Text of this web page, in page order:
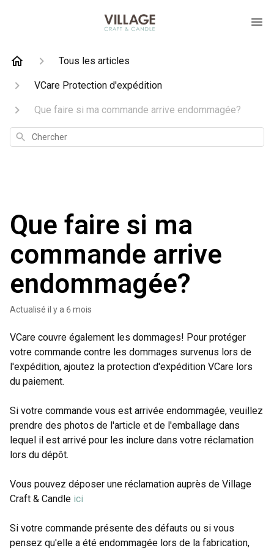
Tous les articles
VCare Protection d'expédition
Que faire si ma commande arrive endommagée?
Chercher
Que faire si ma
commande arrive
endommagée?
Actualisé il y a 6 mois
VCare couvre également les dommages! Pour protéger
votre commande contre les dommages survenus lors de
l'expédition, ajoutez la protection d'expédition VCare lors
du paiement.
Si votre commande vous est arrivée endommagée, veuillez
prendre des photos de l'article et de l'emballage dans
lequel il est arrivé pour les inclure dans votre réclamation
lors du dépôt.
Vous pouvez déposer une réclamation auprès de Village
Craft & Candle ici
Si votre commande présente des défauts ou si vous
pensez qu'elle a été endommagée lors de la fabrication,